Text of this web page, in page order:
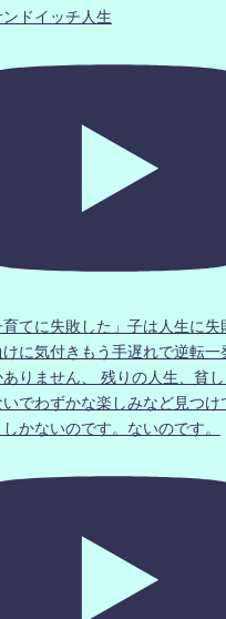
ドイッチ人生
てに失敗した」子は人生に失
けに気付きもう手遅れで逆転一
ありません、 残りの人生、貧
いでわずかな楽しみなど見つけ
かないのです。ないのです。